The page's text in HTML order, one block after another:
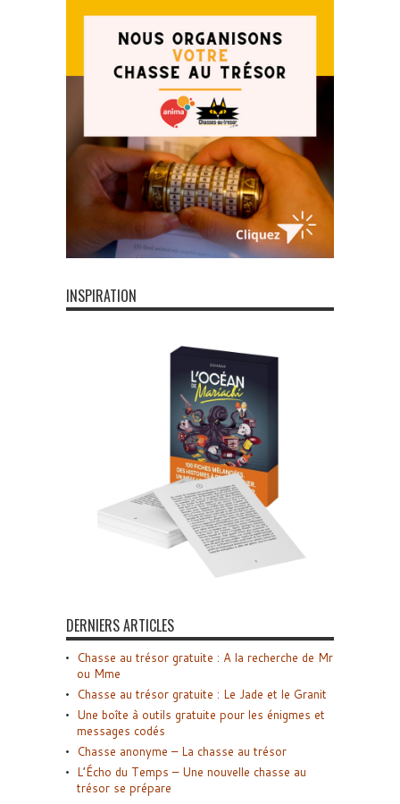
INSPIRATION
DERNIERS ARTICLES
Chasse au trésor gratuite : A la recherche de Mr
ou Mme
Chasse au trésor gratuite : Le Jade et le Granit
Une boîte à outils gratuite pour les énigmes et
messages codés
Chasse anonyme – La chasse au trésor
L’Écho du Temps – Une nouvelle chasse au
trésor se prépare